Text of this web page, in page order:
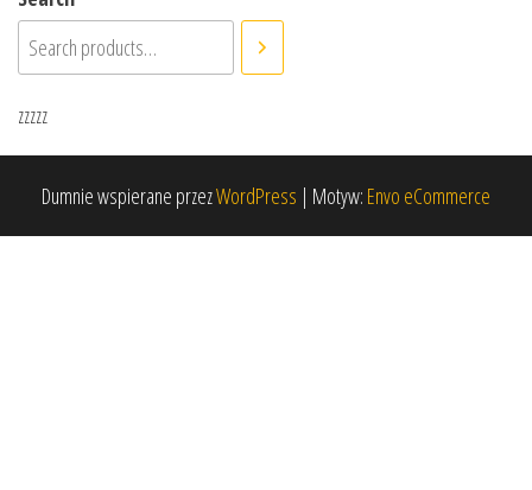
zzzzz
Dumnie wspierane przezWordPress | Motyw: Envo eCommerce